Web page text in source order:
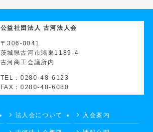
公益社団法人 古河法人会
〒306-0041
茨城県古河市鴻巣1189-4
古河商工会議所内
TEL：0280-48-6123
FAX：0280-48-6080
法人会について 入会案内